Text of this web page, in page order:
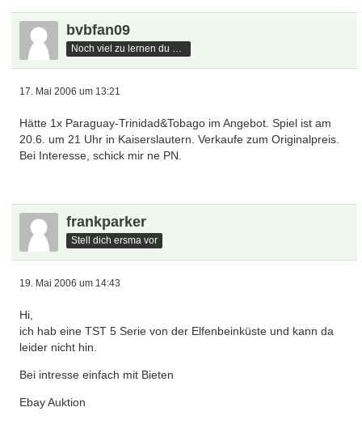
bvbfan09
17. Mai 2006 um 13:21
Hätte 1x Paraguay-Trinidad&Tobago im Angebot. Spiel ist am
20.6. um 21 Uhr in Kaiserslautern. Verkaufe zum Originalpreis.
Bei Interesse, schick mir ne PN.
frankparker
Stell dich ersma vor
19. Mai 2006 um 14:43
Hi,
ich hab eine TST 5 Serie von der Elfenbeinküste und kann da
leider nicht hin.
Bei intresse einfach mit Bieten
Ebay Auktion